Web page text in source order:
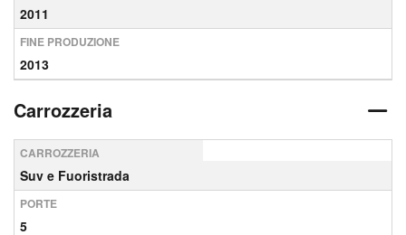
2011
FINE PRODUZIONE
2013
Carrozzeria
CARROZZERIA
Suv e Fuoristrada
PORTE
5